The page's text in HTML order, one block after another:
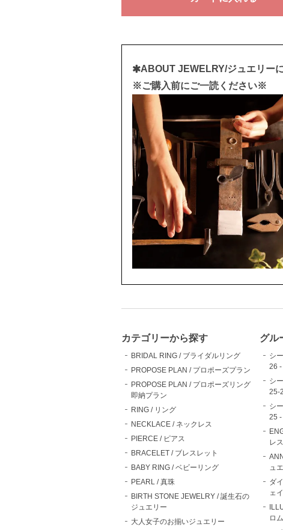
カテゴリーから探す
BRIDAL RING / ブライダルリング
PROPOSE PLAN / プロポーズプラン
PROPOSE PLAN / プロポーズリング
即納プラン
RING / リング
NECKLACE / ネックレス
PIERCE / ピアス
BRACELET / ブレスレット
BABY RING / ベビーリング
PEARL / 真珠
BIRTH STONE JEWELRY / 誕生石の
ジュエリー
大人女子のお揃いジュエリー
グル
シ
26
シ
25-
シ
25
レス
ュ
ダ
ェ
ロ